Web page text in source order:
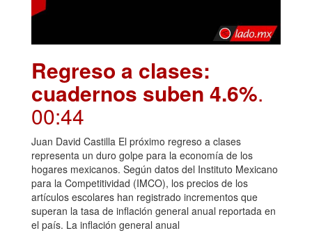
Regreso a clases:
cuadernos suben 4.6%.
00:44
Juan David Castilla El próximo regreso a clases
representa un duro golpe para la economía de los
hogares mexicanos. Según datos del Instituto Mexicano
para la Competitividad (IMCO), los precios de los
artículos escolares han registrado incrementos que
superan la tasa de inflación general anual reportada en
el país. La inflación general anual